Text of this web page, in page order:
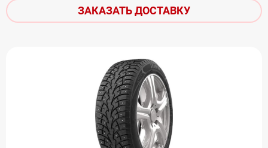
ЗАКАЗАТЬ ДОСТАВКУ